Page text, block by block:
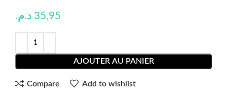
35,95 د.م.
AJOUTER AU PANIER
Compare Add to wishlist